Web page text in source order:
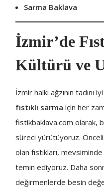
Sarma Baklava
İzmir’de
Kültürü ve
İzmir halkı ağzının
fıstıklı sarma için her
fistikbaklava.com olarak,
süreci yürütüyoruz.
olan fıstıkları,
temin ediyoruz. Daha
değirmenlerde besin